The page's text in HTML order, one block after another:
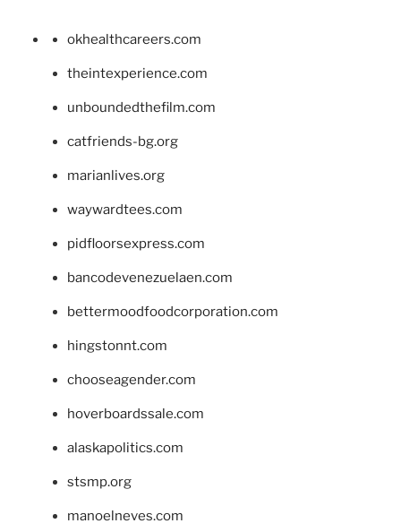
okhealthcareers.com
theintexperience.com
unboundedthefilm.com
catfriends-bg.org
marianlives.org
waywardtees.com
pidfloorsexpress.com
bancodevenezuelaen.com
bettermoodfoodcorporation.com
hingstonnt.com
chooseagender.com
hoverboardssale.com
alaskapolitics.com
stsmp.org
manoelneves.com